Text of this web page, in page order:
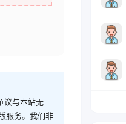
议与本站无
服务。我们非